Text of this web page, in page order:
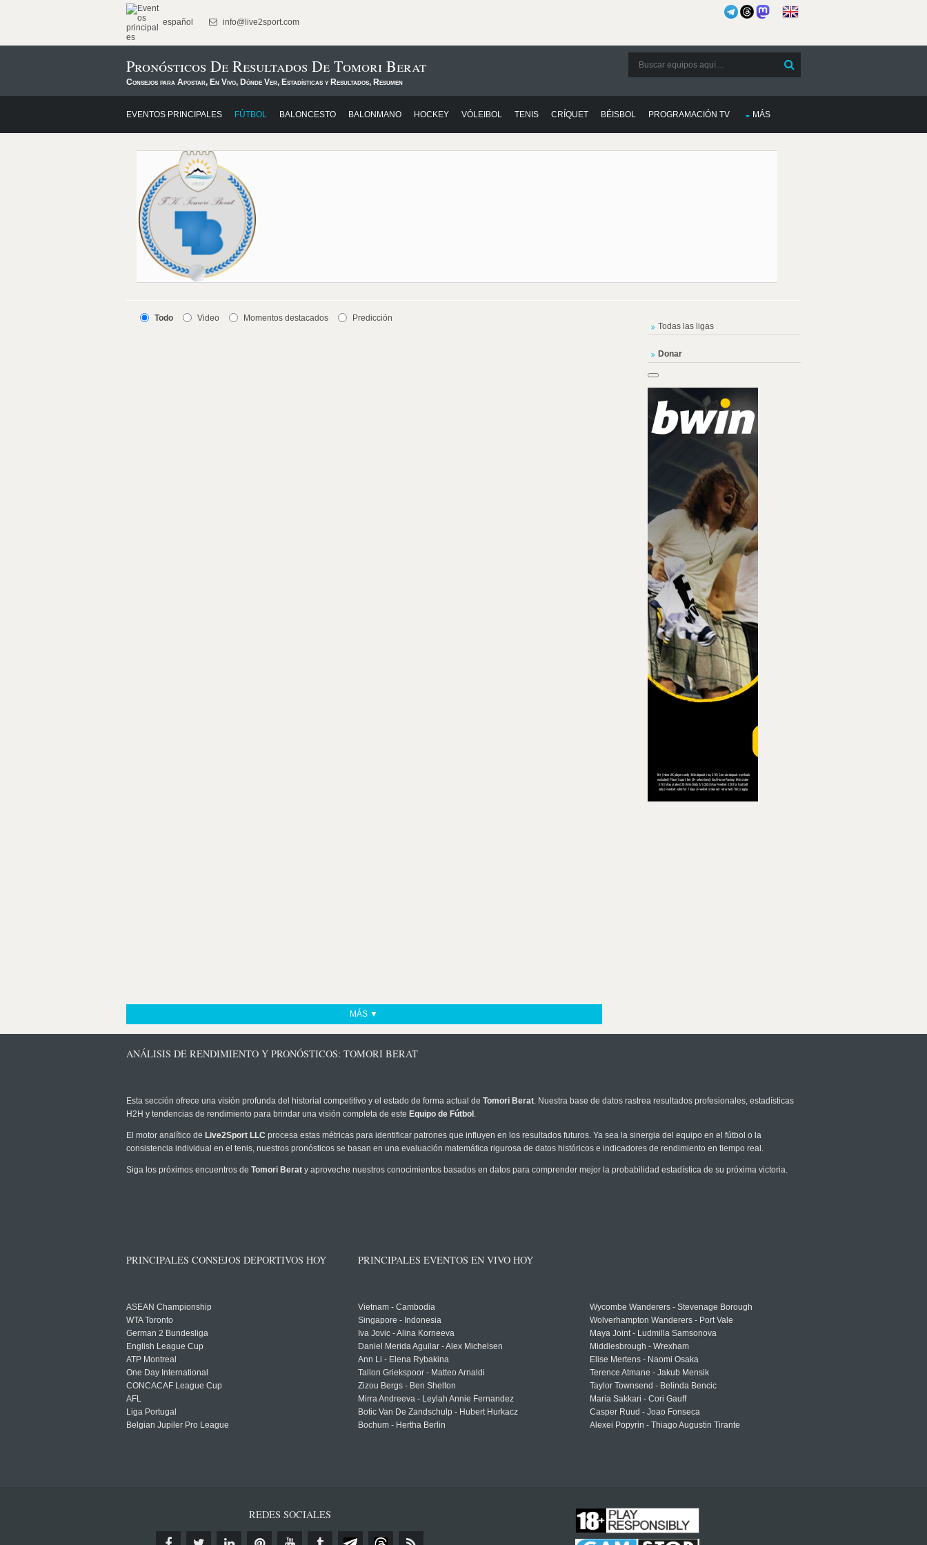
español info@live2sport.com
Pronósticos De Resultados De Tomori Berat
Consejos para Apostar, En Vivo, Dónde Ver, Estadísticas y Resultados, Resumen
EVENTOS PRINCIPALES FÚTBOL BALONCESTO BALONMANO HOCKEY VÓLEIBOL TENIS CRÍQUET BÉISBOL PROGRAMACIÓN TV MÁS
Todo Video Momentos destacados Predicción
MÁS ▼
Todas las ligas
Donar
ANÁLISIS DE RENDIMIENTO Y PRONÓSTICOS: TOMORI BERAT
Esta sección ofrece una visión profunda del historial competitivo y el estado de forma actual de Tomori Berat. Nuestra base de datos rastrea resultados profesionales, estadísticas
H2H y tendencias de rendimiento para brindar una visión completa de este Equipo de Fútbol .
El motor analítico de Live2Sport LLC procesa estas métricas para identificar patrones que influyen en los resultados futuros. Ya sea la sinergia del equipo en el fútbol o la
consistencia individual en el tenis, nuestros pronósticos se basan en una evaluación matemática rigurosa de datos históricos e indicadores de rendimiento en tiempo real.
Siga los próximos encuentros de Tomori Berat y aproveche nuestros conocimientos basados en datos para comprender mejor la probabilidad estadística de su próxima victoria.
PRINCIPALES CONSEJOS DEPORTIVOS HOY
ASEAN Championship
WTA Toronto
German 2 Bundesliga
English League Cup
ATP Montreal
One Day International
CONCACAF League Cup
AFL
Liga Portugal
Belgian Jupiler Pro League
PRINCIPALES EVENTOS EN VIVO HOY
Vietnam - Cambodia
Singapore - Indonesia
Iva Jovic - Alina Korneeva
Daniel Merida Aguilar - Alex Michelsen
Ann Li - Elena Rybakina
Tallon Griekspoor - Matteo Arnaldi
Zizou Bergs - Ben Shelton
Mirra Andreeva - Leylah Annie Fernandez
Botic Van De Zandschulp - Hubert Hurkacz
Bochum - Hertha Berlin
Wycombe Wanderers - Stevenage Borough
Wolverhampton Wanderers - Port Vale
Maya Joint - Ludmilla Samsonova
Middlesbrough - Wrexham
Elise Mertens - Naomi Osaka
Terence Atmane - Jakub Mensik
Taylor Townsend - Belinda Bencic
Maria Sakkari - Cori Gauff
Casper Ruud - Joao Fonseca
Alexei Popyrin - Thiago Augustin Tirante
REDES SOCIALES